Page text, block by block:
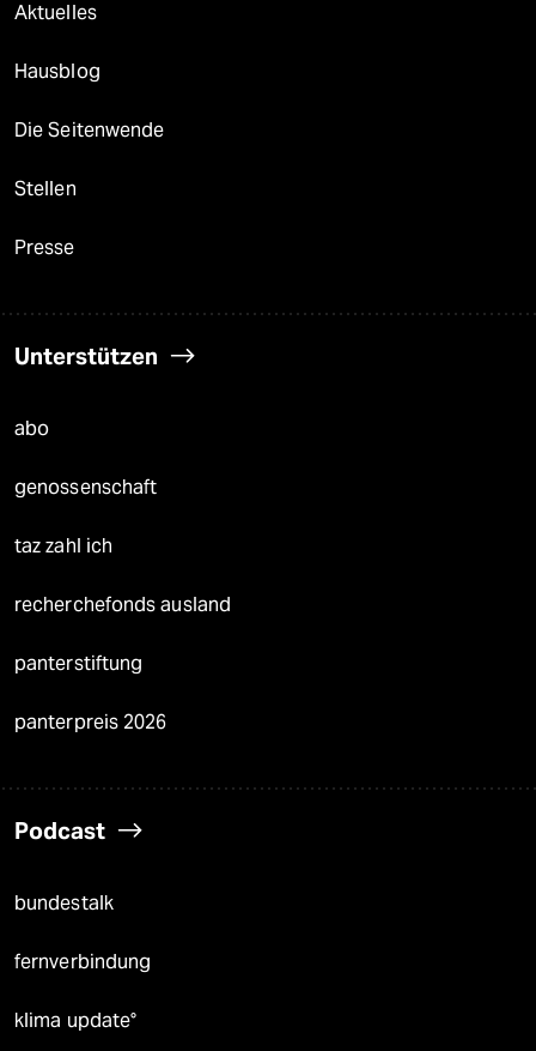
Aktuelles
Hausblog
Die Seitenwende
Stellen
Presse
Unterstützen
abo
genossenschaft
taz zahl ich
recherchefonds ausland
panterstiftung
panterpreis 2026
Podcast
bundestalk
fernverbindung
klima update°